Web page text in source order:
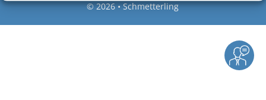
©2026 • Schmetterling